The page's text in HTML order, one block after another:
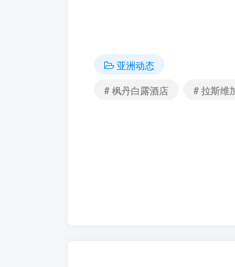
亚洲动态
# 枫丹白露酒店
# 拉斯维